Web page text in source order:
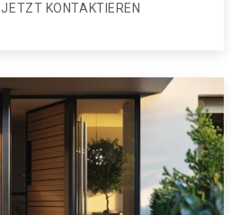
JETZT KONTAKTIEREN